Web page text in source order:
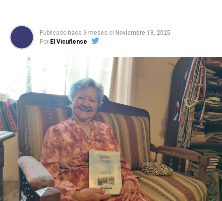
Publicado hace 9 meses el Noviembre 13, 2025
Por El Vicuñense